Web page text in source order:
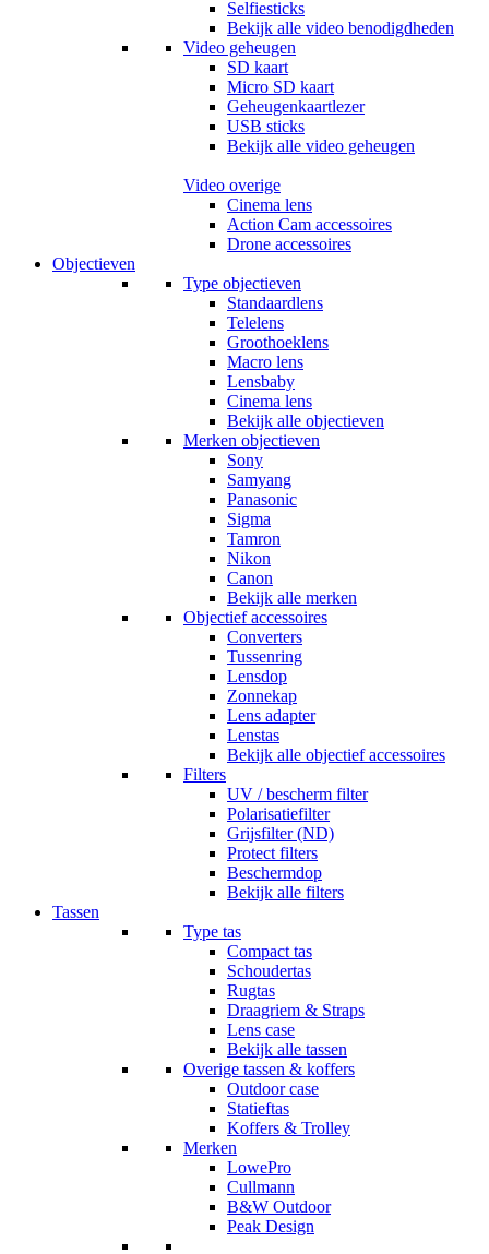
Selfiesticks
Bekijk alle video benodigdheden
Video geheugen
SD kaart
Micro SD kaart
Geheugenkaartlezer
USB sticks
Bekijk alle video geheugen
Video overige
Cinema lens
Action Cam accessoires
Drone accessoires
Objectieven
Type objectieven
Standaardlens
Telelens
Groothoeklens
Macro lens
Lensbaby
Cinema lens
Bekijk alle objectieven
Merken objectieven
Sony
Samyang
Panasonic
Sigma
Tamron
Nikon
Canon
Bekijk alle merken
Objectief accessoires
Converters
Tussenring
Lensdop
Zonnekap
Lens adapter
Lenstas
Bekijk alle objectief accessoires
Filters
UV / bescherm filter
Polarisatiefilter
Grijsfilter (ND)
Protect filters
Beschermdop
Bekijk alle filters
Tassen
Type tas
Compact tas
Schoudertas
Rugtas
Draagriem & Straps
Lens case
Bekijk alle tassen
Overige tassen & koffers
Outdoor case
Statieftas
Koffers & Trolley
Merken
LowePro
Cullmann
B&W Outdoor
Peak Design